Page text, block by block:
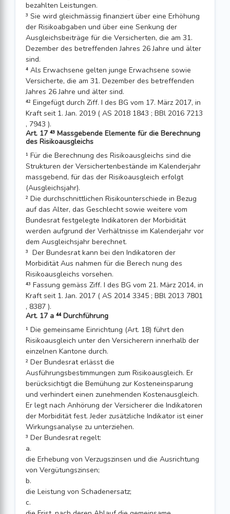
bezahlten Leistungen.
³ Sie wird gleichmässig finanziert über eine Erhöhung
der Risikoabgaben und über eine Senkung der
Ausgleichsbeiträge für die Versicherten, die am 31.
Dezember des betreffenden Jahres 26 Jahre und älter
sind.
⁴ Als Erwachsene gelten junge Erwachsene sowie
Versicherte, die am 31. Dezember des betreffenden
Jahres 26 Jahre und älter sind.
⁴² Eingefügt durch Ziff. I des BG vom 17. März 2017, in
Kraft seit 1. Jan. 2019 ( AS 2018 1843 ; BBl 2016 7213
, 7943 ).
Art. 17 ⁴³ Massgebende Elemente für die Berechnung
des Risikoausgleichs
¹ Für die Berechnung des Risikoausgleichs sind die
Strukturen der Versichertenbestände im Kalenderjahr
massgebend, für das der Risikoausgleich erfolgt
(Ausgleichsjahr).
² Die durchschnittlichen Risikounterschiede in Bezug
auf das Alter, das Geschlecht sowie weitere vom
Bundesrat festgelegte Indikatoren der Morbidität
werden aufgrund der Verhältnisse im Kalenderjahr vor
dem Ausgleichsjahr berechnet.
³ Der Bundesrat kann bei den Indikatoren der
Morbidität Aus nahmen für die Berech nung des
Risikoausgleichs vorsehen.
⁴³ Fassung gemäss Ziff. I des BG vom 21. März 2014, in
Kraft seit 1. Jan. 2017 ( AS 2014 3345 ; BBl 2013 7801
, 8387 ).
Art. 17 a ⁴⁴ Durchführung
¹ Die gemeinsame Einrichtung (Art. 18) führt den
Risikoausgleich unter den Versicherern innerhalb der
einzelnen Kantone durch.
² Der Bundesrat erlässt die
Ausführungsbestimmungen zum Risikoausgleich. Er
berücksichtigt die Bemühung zur Kosteneinsparung
und verhindert einen zunehmenden Kostenausgleich.
Er legt nach Anhörung der Versicherer die Indikatoren
der Morbidität fest. Jeder zusätzliche Indikator ist einer
Wirkungsanalyse zu unterziehen.
³ Der Bundesrat regelt:
a.
die Erhebung von Verzugszinsen und die Ausrichtung
von Vergütungszinsen;
b.
die Leistung von Schadenersatz;
c.